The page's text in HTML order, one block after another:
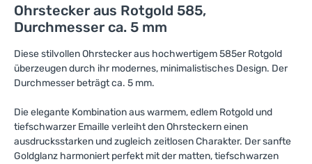
Ohrstecker aus Rotgold 585,
Durchmesser ca. 5 mm
Diese stilvollen Ohrstecker aus hochwertigem 585er Rotgold
überzeugen durch ihr modernes, minimalistisches Design. Der
Durchmesser beträgt ca. 5 mm.
Die elegante Kombination aus warmem, edlem Rotgold und
tiefschwarzer Emaille verleiht den Ohrsteckern einen
ausdrucksstarken und zugleich zeitlosen Charakter. Der sanfte
Goldglanz harmoniert perfekt mit der matten, tiefschwarzen